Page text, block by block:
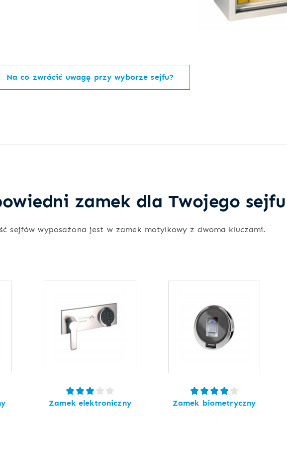
Na co zwrócić uwagę przy wyborze sejfu?
zamek dla Twojego sejfu
sejfów wyposażona jest w zamek motylkowy z dwoma kluczami.
Zamek elektroniczny Zamek biometryczny